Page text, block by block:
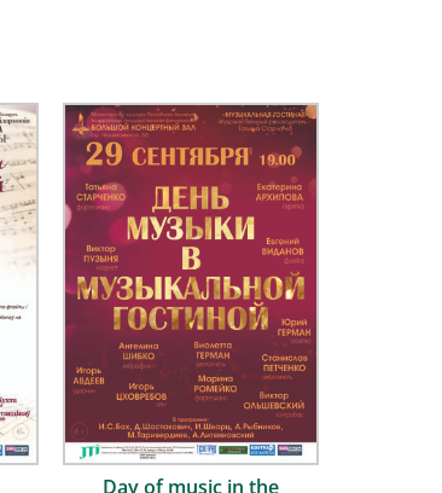
Day of music in the